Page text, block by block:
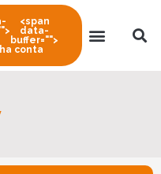
">
<span
data-
buffer="">
conta